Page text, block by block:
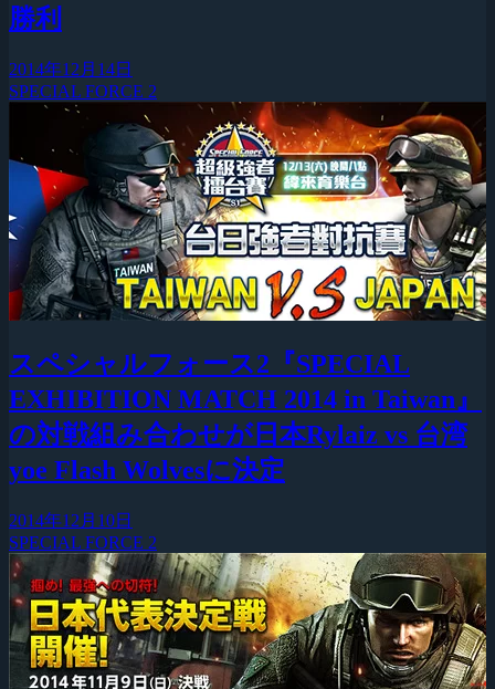
勝利
2014年12月14日
SPECIAL FORCE 2
スペシャルフォース2『SPECIAL
EXHIBITION MATCH 2014 in Taiwan』
の対戦組み合わせが日本Rylaiz vs 台湾
yoe Flash Wolvesに決定
2014年12月10日
SPECIAL FORCE 2